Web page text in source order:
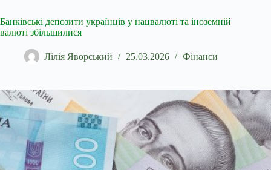
Банківські депозити українців у нацвалюті та іноземній
валюті збільшилися
Лілія Яворський 25.03.2026 Фінанси